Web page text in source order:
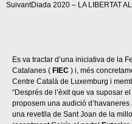
SuivantDiada 2020 – LA LIBERTAT
Es va tractar d’una iniciativa de la
Catalanes ( FIEC ) i, més
Centre Català de Luxemburg i
“Després de l’èxit que va suposar
proposem una audició
una revetlla de Sant Joan de la